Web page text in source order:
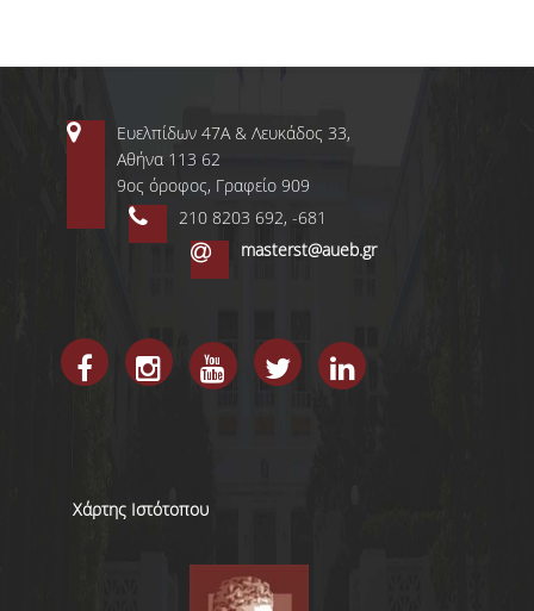
Ευελπίδων 47Α & Λευκάδος 33,
Αθήνα 113 62
9ος όροφος, Γραφείο 909
210 8203 692, -681
masterst@aueb.gr
Χάρτης Ιστότοπου